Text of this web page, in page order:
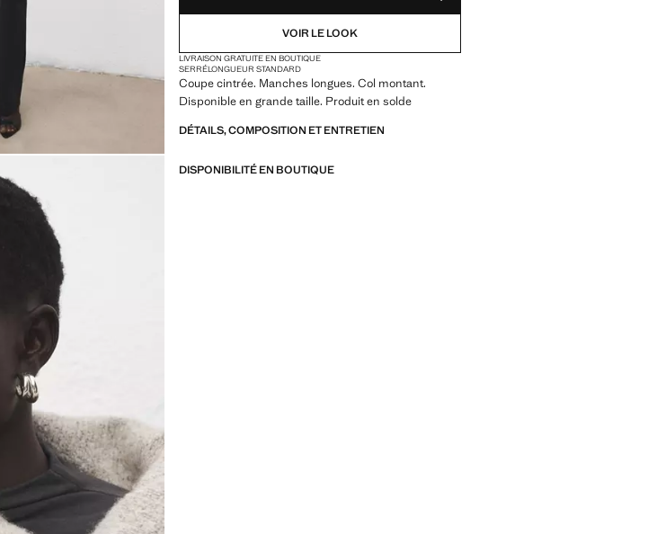
VOIR LE LOOK
LIVRAISON GRATUITE EN BOUTIQUE
SERRÉLONGUEUR STANDARD
Coupe cintrée. Manches longues. Col montant.
Disponible en grande taille. Produit en solde
DÉTAILS, COMPOSITION ET ENTRETIEN
DISPONIBILITÉ EN BOUTIQUE